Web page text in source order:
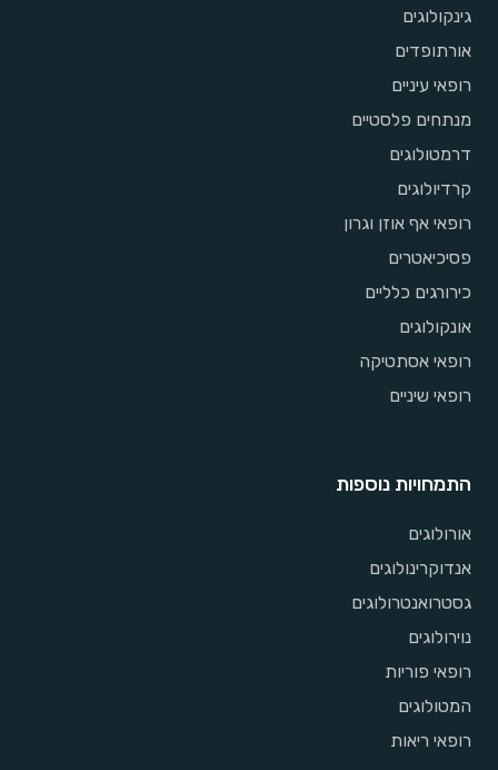
גינקולוגים
אורתופדים
רופאי עיניים
מנתחים פלסטיים
דרמטולוגים
קרדיולוגים
רופאי אף אוזן וגרון
פסיכיאטרים
כירורגים כלליים
אונקולוגים
רופאי אסתטיקה
רופאי שיניים
התמחויות נוספות
אורולוגים
אנדוקרינולוגים
גסטרואנטרולוגים
נוירולוגים
רופאי פוריות
המטולוגים
רופאי ריאות